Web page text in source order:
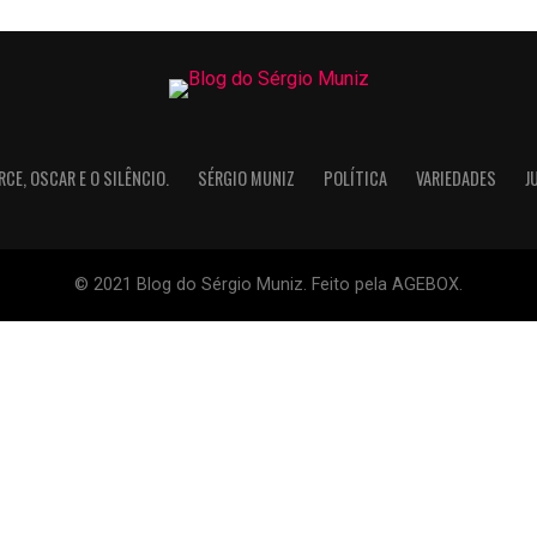
OSCAR E O SILÊNCIO. SÉRGIO MUNIZ POLÍTICA VARIEDADES
© 2021 Blog do Sérgio Muniz. Feito pela AGEBOX.